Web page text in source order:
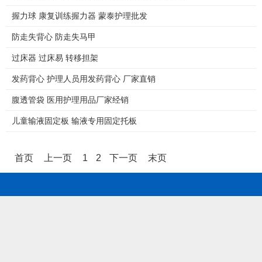
握力球 康复训练握力器 蒙泰护理批发
防走失背心 防走失马甲
过床器 过床易 转移担架
发药背心 护理人员用发药背心 厂家直销
腹透管袋 医用护理用品厂家经销
儿童输液固定板 输液专用固定托板
首页 上一页 1 2 下一页 末页